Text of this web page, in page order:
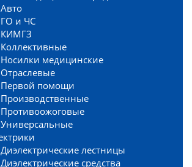
Авто
ГО и ЧС
КИМГЗ
Коллективные
Носилки медицинские
Отраслевые
Первой помощи
Производственные
Противоожоговые
Универсальные
Диэлектрические лестницы
Диэлектрические средства